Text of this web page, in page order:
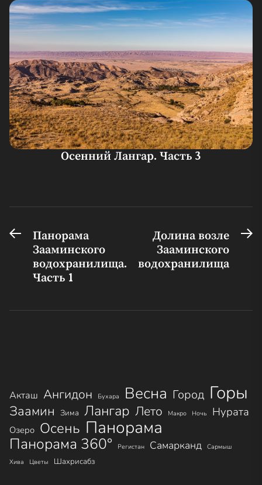
Осенний Лангар. Часть 3
Навигация
записям
Предыдущая
запись:
Панорама
Зааминского
водохранилища.
Часть 1
Долина возле
Зааминского
водохранилища
Акташ Ангидон Бухара Весна Город Горы
Заамин Зима Лангар Лето Макро Ночь Нурата
Озеро Осень Панорама
Панорама 360° Регистан Самарканд Сармыш
Хива
Цветы Шахрисабз